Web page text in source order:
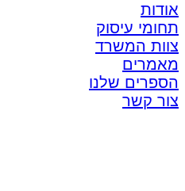
אודות
תחומי עיסוק
צוות המשרד
מאמרים
הספרים שלנו
צור קשר